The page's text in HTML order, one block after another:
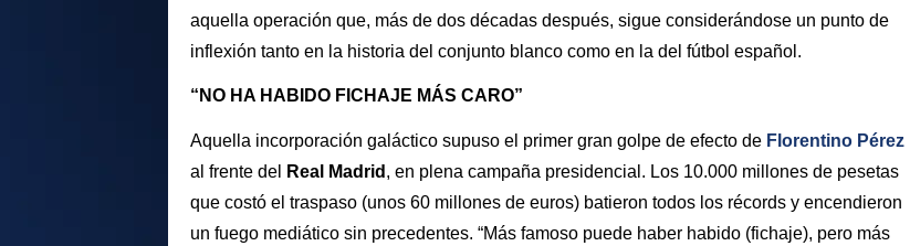
aquella operación que, más de dos décadas después, sigue considerándose un punto de
inflexión tanto en la historia del conjunto blanco como en la del fútbol español.
“NO HA HABIDO FICHAJE MÁS CARO”
Aquella incorporación galáctico supuso el primer gran golpe de efecto de Florentino Pérez
al frente del
Real Madrid , en plena campaña presidencial. Los 10.000 millones de pesetas
que costó el traspaso (unos 60 millones de euros) batieron todos los récords y encendieron
un fuego mediático sin precedentes. “Más famoso puede haber habido (fichaje), pero más